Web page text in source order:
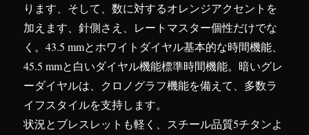
ります、そして、数に対するオレンジアクセントを
加えます、針側さえ、レートマスター個性だけでな
く。43.5 mmとホワイトダイヤル基本的な時間機能、
45.5 mmと白いダイヤル機能標準時間機能。暗いグレ
ーダイヤルは、クロノグラフ機能を備えて、多数ラ
イフスタイルを支持します。
状況とブレスレットも軽く、スチール品質5チタンよ